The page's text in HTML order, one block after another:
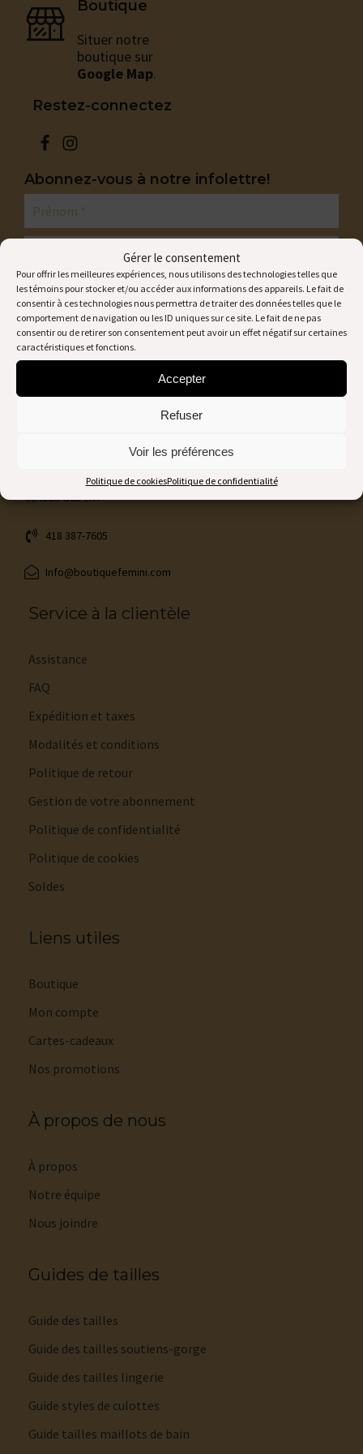
Gérer le consentement
Pour offrir les meilleures expériences, nous utilisons des technologies telles que
les témoins pour stocker et/ou accéder aux informations des appareils. Le fait de
consentir à ces technologies nous permettra de traiter des données telles que le
comportement de navigation ou les ID uniques sur ce site. Le fait de ne pas
consentir ou de retirer son consentement peut avoir un effet négatif sur certaines
caractéristiques et fonctions.
Accepter
Refuser
Voir les préférences
Politique de cookiesPolitique de confidentialité
Boutique
Situer notre
boutique sur
Google Map.
Restez-connectez
Abonnez-vous à notre infolettre!
Sainte-Marie (Québec)
Canada G6E 1N7
418 387-7605
Info@boutiquefemini.com
Service à la clientèle
Assistance
FAQ
Expédition et taxes
Modalités et conditions
Politique de retour
Gestion de votre abonnement
Politique de confidentialité
Politique de cookies
Soldes
Liens utiles
Boutique
Mon compte
Cartes-cadeaux
Nos promotions
À propos de nous
À propos
Notre équipe
Nous joindre
Guides de tailles
Guide des tailles
Guide des tailles soutiens-gorge
Guide des tailles lingerie
Guide styles de culottes
Guide tailles maillots de bain